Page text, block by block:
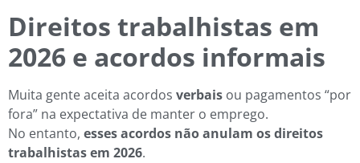
Direitos trabalhistas em
2026 e acordos informais
Muita gente aceita acordos verbais ou pagamentos “por
fora” na expectativa de manter o emprego.
No entanto, esses acordos não anulam os direitos
trabalhistas em 2026.